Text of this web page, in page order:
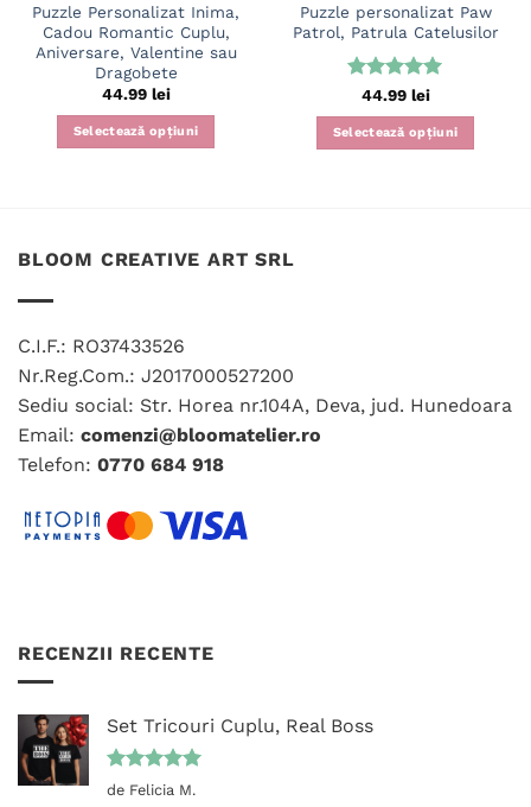
Puzzle Personalizat Inima,
Cadou Romantic Cuplu,
Aniversare, Valentine sau
Dragobete
44.99 lei
Selectează opțiuni
Puzzle personalizat Paw
Patrol, Patrula Catelusilor
Evaluat la
5din 5
44.99 lei
Selectează opțiuni
BLOOM CREATIVE ART SRL
C.I.F.: RO37433526
Nr.Reg.Com.: J2017000527200
Sediu social: Str. Horea nr.104A, Deva, jud. Hunedoara
Email: comenzi@bloomatelier.ro
Telefon: 0770 684 918
RECENZII RECENTE
Set Tricouri Cuplu, Real Boss
Evaluat la
de Felicia M.